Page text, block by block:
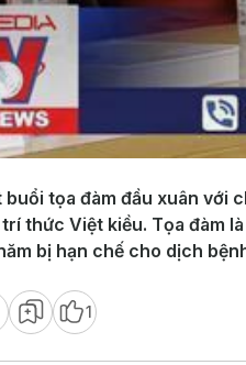
buổi tọa đàm đầu xuân với
thức Việt kiều. Tọa đàm
bị hạn chế cho dịch
1